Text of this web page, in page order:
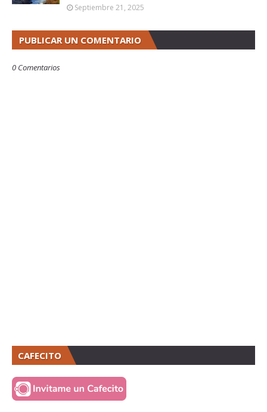
Septiembre 21, 2025
PUBLICAR UN COMENTARIO
0 Comentarios
CAFECITO